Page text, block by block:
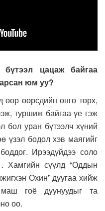
цацаж байгаа
юм уу?
өөрсдийн өнгө төрх,
туршиж байгаа үе гэж
бол уран бүтээлч хүний
үзэл бодол хэв маягийг
Ирээдүйдээ соло
Хамгийн сүүлд “Оддын
Охин” дуугаа хийж
гоё дуунуудыг та
оо.